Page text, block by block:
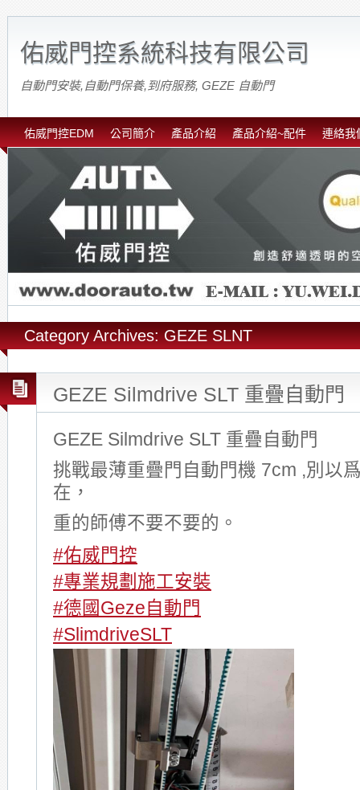
佑威門控系統科技有限公司
自動門安裝,自動門保養,到府服務, GEZE 自動門
佑威門控EDM 公司簡介 產品介紹 產品介紹~配件 連絡我
Category Archives: GEZE SLNT
GEZE Silmdrive SLT 重疊自動門
GEZE Silmdrive SLT 重疊自動門
挑戰最薄重疊門自動門機 7cm ,別以
在，
重的師傅不要不要的。
#佑威門控
#專業規劃施工安裝
#德國Geze自動門
#SlimdriveSLT